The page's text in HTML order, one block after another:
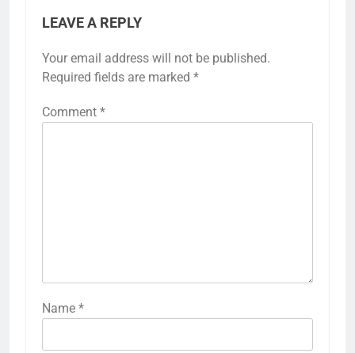
LEAVE A REPLY
Your email address will not be published.
Required fields are marked *
Comment *
Name *